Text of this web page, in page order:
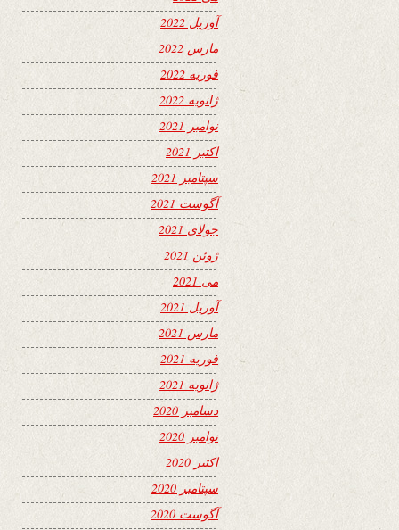
آوریل 2022
مارس 2022
فوریه 2022
ژانویه 2022
نوامبر 2021
اکتبر 2021
سپتامبر 2021
آگوست 2021
جولای 2021
ژوئن 2021
می 2021
آوریل 2021
مارس 2021
فوریه 2021
ژانویه 2021
دسامبر 2020
نوامبر 2020
اکتبر 2020
سپتامبر 2020
آگوست 2020